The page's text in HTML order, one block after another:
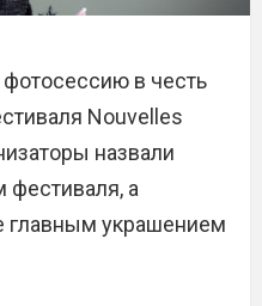
в честь
Nouvelles
назвали
фестиваля, а
главным украшением